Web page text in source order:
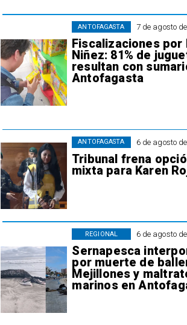
7 de agosto
Fiscalizaciones por
Niñez: 81% de
resultan con
Antofagasta
ANTOFAGASTA
6 de agosto
Tribunal frena
mixta para Karen
ANTOFAGASTA
6 de agosto
Sernapesca
por muerte de
Mejillones y
marinos en
REGIONAL